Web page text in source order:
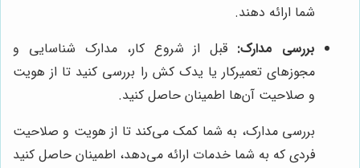
شما ارائه دهند.
بررسی مدارک: قبل از شروع کار، مدارک شناسایی و
مجوزهای تعمیرکار یا یدک کش را بررسی کنید تا از هویت
و صلاحیت آن‌ها اطمینان حاصل کنید.
بررسی مدارک، به شما کمک می‌کند تا از هویت و صلاحیت
فردی که به شما خدمات ارائه می‌دهد، اطمینان حاصل کنید